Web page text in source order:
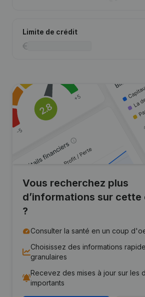
Limite de crédit
Vous recherchez plus
d’informations sur cette
?
Consulter la santé en un coup
Choisissez des informations
granulaires
Recevez des mises à jour sur les
importants